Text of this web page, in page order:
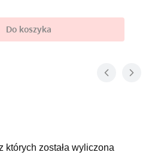
Do koszyka
których została wyliczona